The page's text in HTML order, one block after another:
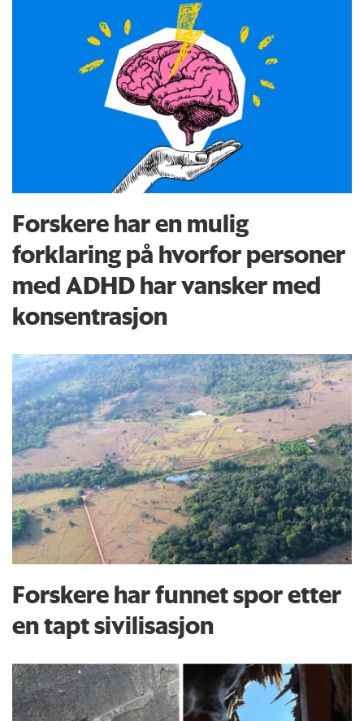
Forskere har en mulig
forklaring på hvorfor personer
med ADHD har vansker med
konsentrasjon
Forskere har funnet spor etter
en tapt sivilisasjon